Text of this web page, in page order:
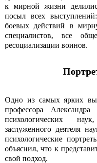
к мирной жизни
посыл всех
боевых действий в
специалистов, все
ресоциализации воинов.
Одно из самых ярких
профессора Александра
психологических
заслуженного деятеля
психологические
объяснил, что к
свой подход.